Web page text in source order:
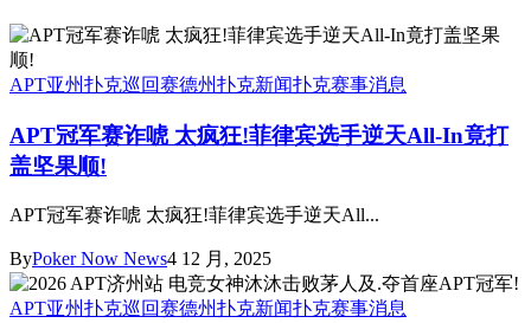
APT亚州扑克巡回赛德州扑克新闻扑克赛事消息
APT冠军赛诈唬 太疯狂!菲律宾选手逆天All-In竟打
盖坚果顺!
APT冠军赛诈唬 太疯狂!菲律宾选手逆天All...
ByPoker Now News4 12 月, 2025
APT亚州扑克巡回赛德州扑克新闻扑克赛事消息